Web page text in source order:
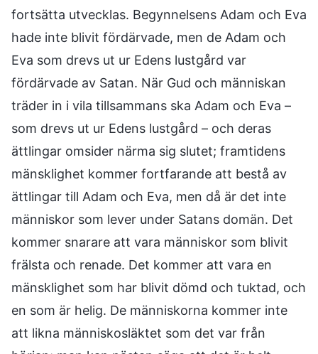
fortsätta utvecklas. Begynnelsens Adam och Eva
hade inte blivit fördärvade, men de Adam och
Eva som drevs ut ur Edens lustgård var
fördärvade av Satan. När Gud och människan
träder in i vila tillsammans ska Adam och Eva –
som drevs ut ur Edens lustgård – och deras
ättlingar omsider närma sig slutet; framtidens
mänsklighet kommer fortfarande att bestå av
ättlingar till Adam och Eva, men då är det inte
människor som lever under Satans domän. Det
kommer snarare att vara människor som blivit
frälsta och renade. Det kommer att vara en
mänsklighet som har blivit dömd och tuktad, och
en som är helig. De människorna kommer inte
att likna människosläktet som det var från